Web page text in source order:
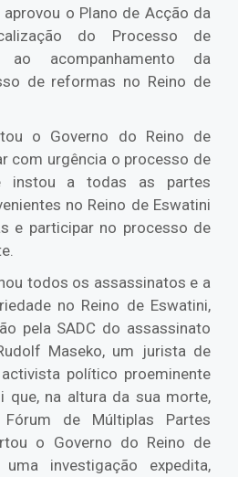
o Plano de Acção da
do Processo de
ao acompanhamento da
de reformas no Reino de
o Governo do Reino de
com urgência o processo de
instou a todas as partes
no Reino de Eswatini
e participar no processo de
todos os assassinatos e a
no Reino de Eswatini,
pela SADC do assassinato
Maseko, um jurista de
político proeminente
que, na altura da sua morte,
de Múltiplas Partes
o Governo do Reino de
investigação expedita,